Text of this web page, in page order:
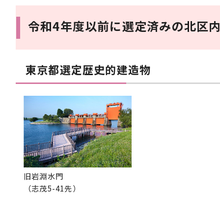
令和4年度以前に選定済みの北区
東京都選定歴史的建造物
旧岩淵水門
（志茂5-41先）